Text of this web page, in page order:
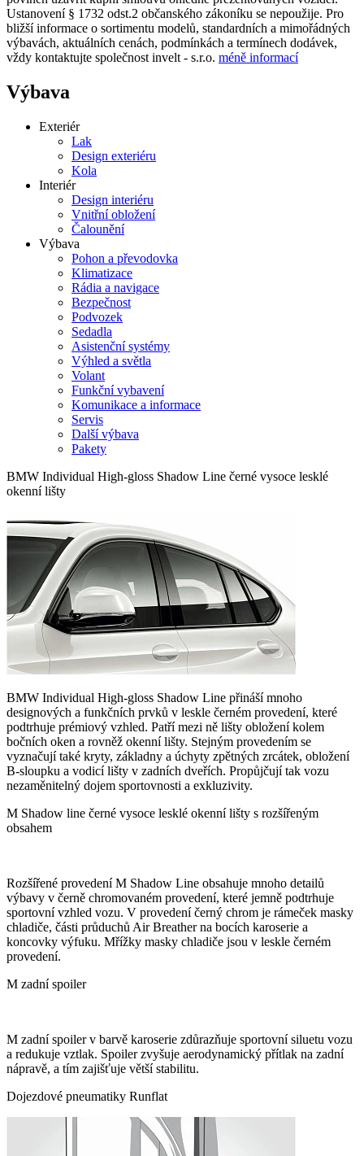
Ustanovení § 1732 odst.2 občanského zákoníku se nepoužije. Pro
bližší informace o sortimentu modelů, standardních a mimořádných
výbavách, aktuálních cenách, podmínkách a termínech dodávek,
vždy kontaktujte společnost invelt - s.r.o. méně informací
Výbava
Exteriér
Lak
Design exteriéru
Kola
Interiér
Design interiéru
Vnitřní obložení
Čalounění
Výbava
Pohon a převodovka
Klimatizace
Rádia a navigace
Bezpečnost
Podvozek
Sedadla
Asistenční systémy
Výhled a světla
Volant
Funkční vybavení
Komunikace a informace
Servis
Další výbava
Pakety
BMW Individual High-gloss Shadow Line černé vysoce lesklé
okenní lišty
BMW Individual High-gloss Shadow Line přináší mnoho
designových a funkčních prvků v leskle černém provedení, které
podtrhuje prémiový vzhled. Patří mezi ně lišty obložení kolem
bočních oken a rovněž okenní lišty. Stejným provedením se
vyznačují také kryty, základny a úchyty zpětných zrcátek, obložení
B-sloupku a vodicí lišty v zadních dveřích. Propůjčují tak vozu
nezaměnitelný dojem sportovnosti a exkluzivity.
M Shadow line černé vysoce lesklé okenní lišty s rozšířeným
obsahem
Rozšířené provedení M Shadow Line obsahuje mnoho detailů
výbavy v černě chromovaném provedení, které jemně podtrhuje
sportovní vzhled vozu. V provedení černý chrom je rámeček masky
chladiče, části průduchů Air Breather na bocích karoserie a
koncovky výfuku. Mřížky masky chladiče jsou v leskle černém
provedení.
M zadní spoiler
M zadní spoiler v barvě karoserie zdůrazňuje sportovní siluetu vozu
a redukuje vztlak. Spoiler zvyšuje aerodynamický přítlak na zadní
nápravě, a tím zajišťuje větší stabilitu.
Dojezdové pneumatiky Runflat